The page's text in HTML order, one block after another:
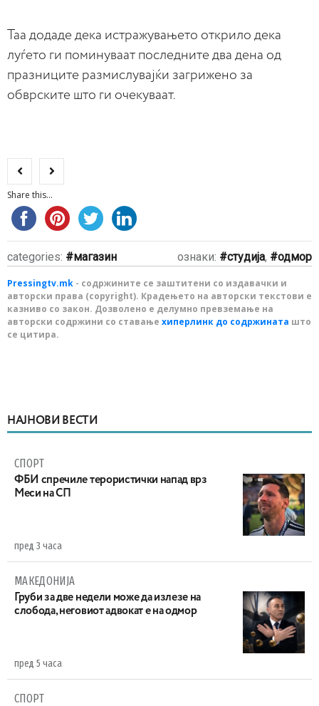
Таа додаде дека истражувањето открило дека
луѓето ги поминуваат последните два дена од
празниците размислувајќи загрижено за
обврските што ги очекуваат.
Share this...
categories: магазин ознаки: студија, одмор
Pressingtv.mk - содржините се заштитени со издавачки и
авторски права (copyright). Крадењето на авторски текстови е
казниво со закон. Дозволено е делумно превземање на
авторски содржини со ставање хиперлинк до содржината што
се цитира.
НАЈНОВИ ВЕСТИ
СПОРТ
ФБИ спречиле терористички напад врз
Меси на СП
пред 3 часа
МАКЕДОНИЈА
Груби за две недели може да излезе на
слобода, неговиот адвокат е на одмор
пред 5 часа
СПОРТ